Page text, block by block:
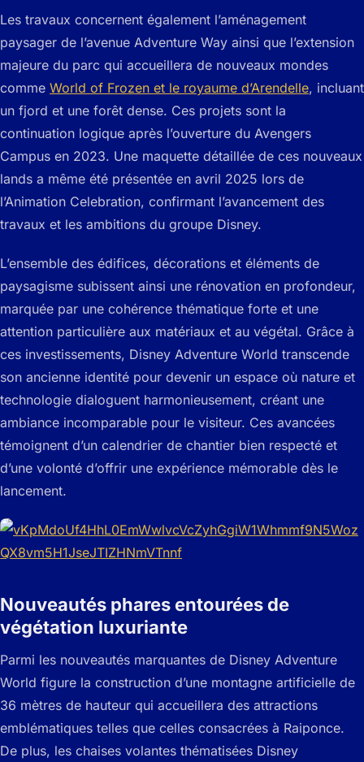
Les travaux concernent également l’aménagement
paysager de l’avenue Adventure Way ainsi que l’extension
majeure du parc qui accueillera de nouveaux mondes
comme World of Frozen et le royaume d’Arendelle, incluant
un fjord et une forêt dense. Ces projets sont la
continuation logique après l’ouverture du Avengers
Campus en 2023. Une maquette détaillée de ces nouveaux
lands a même été présentée en avril 2025 lors de
l’Animation Celebration, confirmant l’avancement des
travaux et les ambitions du groupe Disney.
L’ensemble des édifices, décorations et éléments de
paysagisme subissent ainsi une rénovation en profondeur,
marquée par une cohérence thématique forte et une
attention particulière aux matériaux et au végétal. Grâce à
ces investissements, Disney Adventure World transcende
son ancienne identité pour devenir un espace où nature et
technologie dialoguent harmonieusement, créant une
ambiance incomparable pour le visiteur. Ces avancées
témoignent d’un calendrier de chantier bien respecté et
d’une volonté d’offrir une expérience mémorable dès le
lancement.
Nouveautés phares entourées de
végétation luxuriante
Parmi les nouveautés marquantes de Disney Adventure
World figure la construction d’une montagne artificielle de
36 mètres de hauteur qui accueillera des attractions
emblématiques telles que celles consacrées à Raiponce.
De plus, les chaises volantes thématisées Disney